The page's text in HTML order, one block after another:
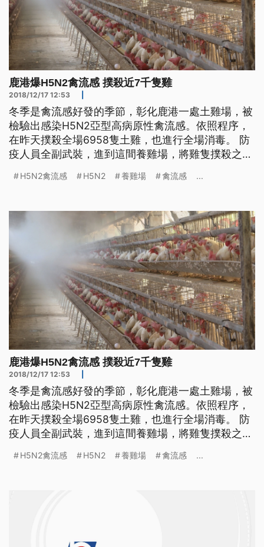
鹿港爆H5N2禽流感 撲殺近7千隻雞
2018/12/17 12:53
冬季是禽流感好發的季節，彰化鹿港一處土雞場，被
檢驗出感染H5N2亞型高病原性禽流感。依照程序，
在昨天撲殺全場6958隻土雞，也進行全場消毒。 防
疫人員全副武裝，進到這間養雞場，將雞隻撲殺之後
H5N2亞型高病原性禽流感病毒。 彰化縣動防所長 董
況下是還算正常，但是我們抽驗檢測之後就發現它是
一個高病原H5N2的
H5N2禽流感 H5N2 養雞場 禽流感 ...
鹿港爆H5N2禽流感 撲殺近7千隻雞
2018/12/17 12:53
冬季是禽流感好發的季節，彰化鹿港一處土雞場，被
檢驗出感染H5N2亞型高病原性禽流感。依照程序，
在昨天撲殺全場6958隻土雞，也進行全場消毒。 防
疫人員全副武裝，進到這間養雞場，將雞隻撲殺之後
H5N2亞型高病原性禽流感病毒。 彰化縣動防所長 董
H5N2禽流感 H5N2 養雞場 禽流感 ...